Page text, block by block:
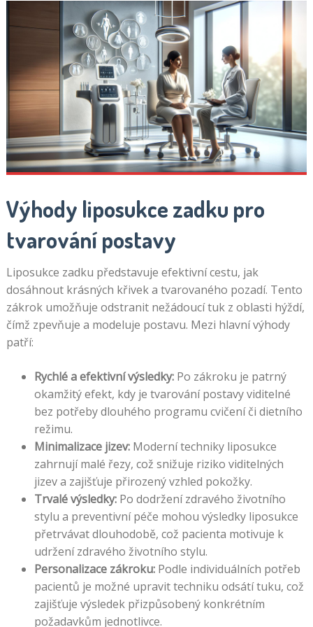
Výhody liposukce zadku pro
tvarování postavy
Liposukce zadku představuje efektivní cestu, jak
dosáhnout krásných křivek a tvarovaného pozadí. Tento
zákrok umožňuje odstranit nežádoucí tuk z oblasti hýždí,
čímž zpevňuje a modeluje postavu. Mezi hlavní výhody
patří:
Rychlé a efektivní výsledky:Po zákroku je patrný
okamžitý efekt, kdy je tvarování postavy viditelné
bez potřeby dlouhého programu cvičení či dietního
režimu.
Minimalizace jizev:Moderní techniky liposukce
zahrnují malé řezy, což snižuje riziko viditelných
jizev a zajišťuje přirozený vzhled pokožky.
Trvalé výsledky:Po dodržení zdravého životního
stylu a preventivní péče mohou výsledky liposukce
přetrvávat dlouhodobě, což pacienta motivuje k
udržení zdravého životního stylu.
Personalizace zákroku:Podle individuálních potřeb
pacientů je možné upravit techniku odsátí tuku, což
zajišťuje výsledek přizpůsobený konkrétním
požadavkům jednotlivce.